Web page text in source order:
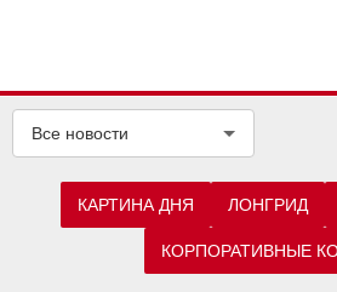
Все новости
КАРТИНА ДНЯ ЛОНГРИД
КОРПОРАТИВНЫЕ